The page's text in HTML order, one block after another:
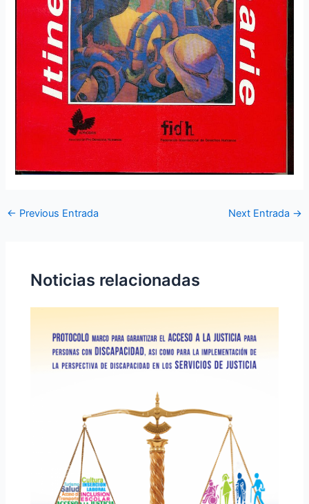
← Previous Entrada Next Entrada →
Noticias relacionadas